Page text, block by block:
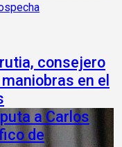
consejero
en el
a Carlos
de